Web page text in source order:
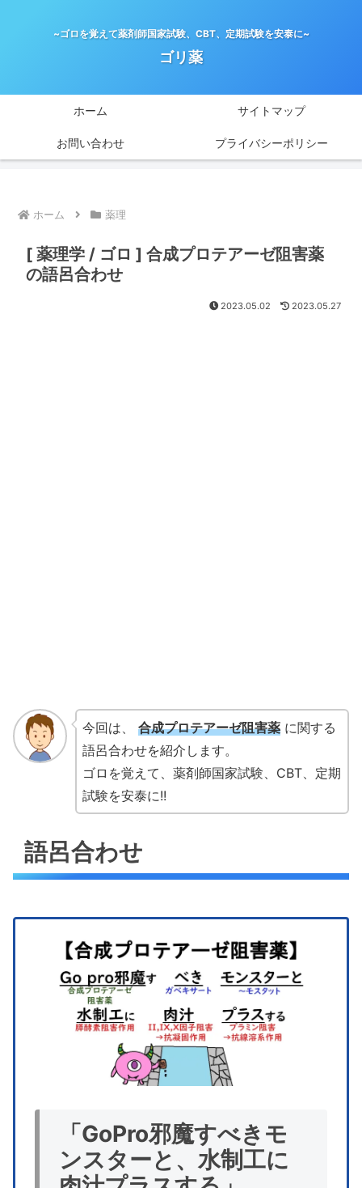
~ゴロを覚えて薬剤師国家試験、CBT、定期試験を安泰に~
ゴリ薬
ホーム サイトマップ
お問い合わせ プライバシーポリシー
ホーム 薬理
[ 薬理学 / ゴロ ] 合成プロテアーゼ阻害薬
の語呂合わせ
2023.05.02 2023.05.27
今回は、 合成プロテアーゼ阻害薬に関する
語呂合わせを紹介します。
ゴロを覚えて、薬剤師国家試験、CBT、定期
試験を安泰に!!
語呂合わせ
「GoPro邪魔すべきモ
ンスターと、水制工に